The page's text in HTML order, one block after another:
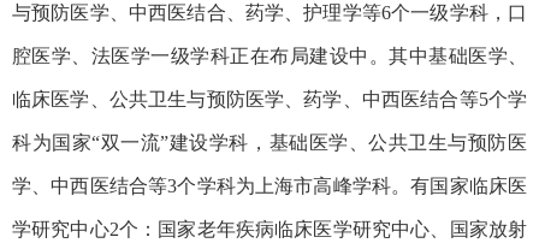
与预防医学、中西医结合、药学、护理学等6个一级学科，口
腔医学、法医学一级学科正在布局建设中。其中基础医学、
临床医学、公共卫生与预防医学、药学、中西医结合等5个学
科为国家“双一流”建设学科，基础医学、公共卫生与预防医
学、中西医结合等3个学科为上海市高峰学科。有国家临床医
学研究中心2个： 国家老年疾病临床医学研究中心、国家放射